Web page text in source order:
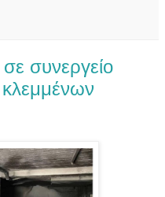
συνεργείο